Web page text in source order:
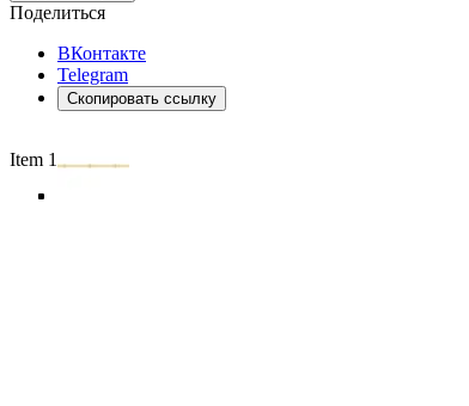
Поделиться
ВКонтакте
Telegram
Скопировать ссылку
Item 1 of 5